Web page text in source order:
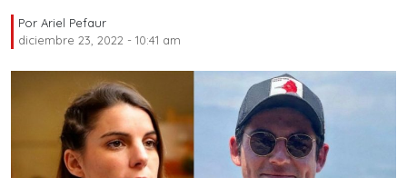
Por Ariel Pefaur
diciembre 23, 2022 - 10:41 am